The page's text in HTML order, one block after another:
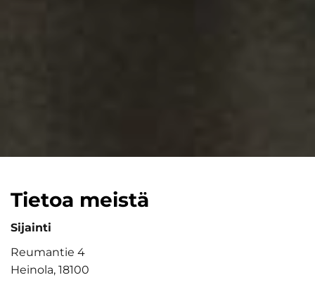
Tietoa meistä
Sijainti
Reumantie 4
Heinola, 18100